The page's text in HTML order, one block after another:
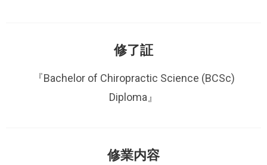
修了証
『Bachelor of Chiropractic Science (BCSc)
Diploma』
修業内容